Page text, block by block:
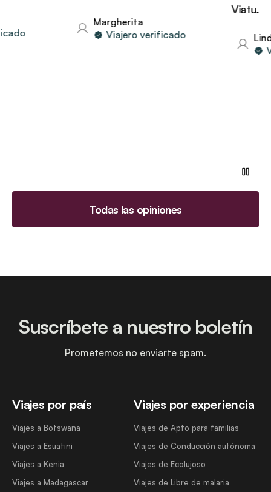
Margherita
Viajero verificado
Viatu.
Linda
Todas las opiniones
Viajes por país
Viajes a Botswana
Viajes a Esuatini
Viajes a Kenia
Viajes a Madagascar
Viajes por experiencia
Viajes de Apto para familias
Viajes de Conducción autónoma
Viajes de Ecolujoso
Viajes de Libre de malaria
Suscríbete a nuestro boletín
Prometemos no enviarte spam.